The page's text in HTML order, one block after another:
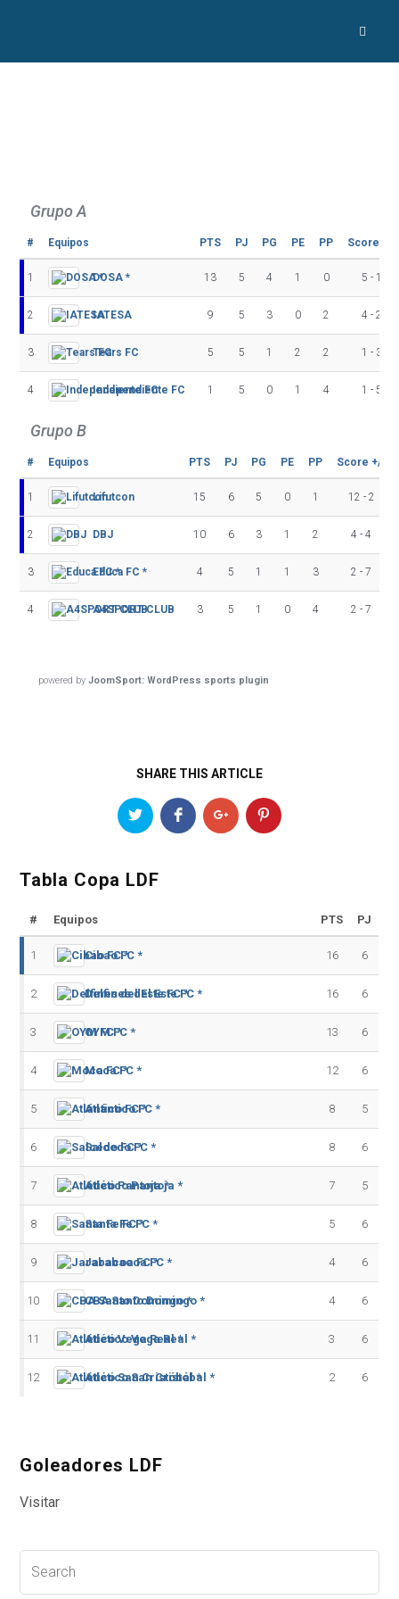
Grupo A
# Equipos PTS PJ PG PE PP Score +/-
1 DOSA * 13 5 4 1 0 5 - 1
2 IATESA 9 5 3 0 2 4 - 2
3 Tears FC 5 5 1 2 2 1 - 3
4 Independiente FC 1 5 0 1 4 1 - 5
Grupo B
# Equipos PTS PJ PG PE PP Score +/-
1 Lifutcon 15 6 5 0 1 12 - 2
2 DBJ 10 6 3 1 2 4 - 4
3 Educa FC * 4 5 1 1 3 2 - 7
4 A4SPORT CLUB 3 5 1 0 4 2 - 7
powered byJoomSport: WordPress sports plugin
SHARE THIS ARTICLE
Tabla Copa LDF
# Equipos PTS PJ
1 Cibao FC * 16 6
2 Delfines del Este FC * 16 6
3 OYM FC * 13 6
4 Moca FC * 12 6
5 Atlántico FC * 8 5
6 Salcedo FC * 8 6
7 Atlético Pantoja * 7 5
8 Santa Fe FC * 5 6
9 Jarabacoa FC * 4 6
10 CBA Santo Domingo * 4 6
11 Atlético Vega Real * 3 6
12 Atlético San Cristóbal * 2 6
Goleadores LDF
Visitar